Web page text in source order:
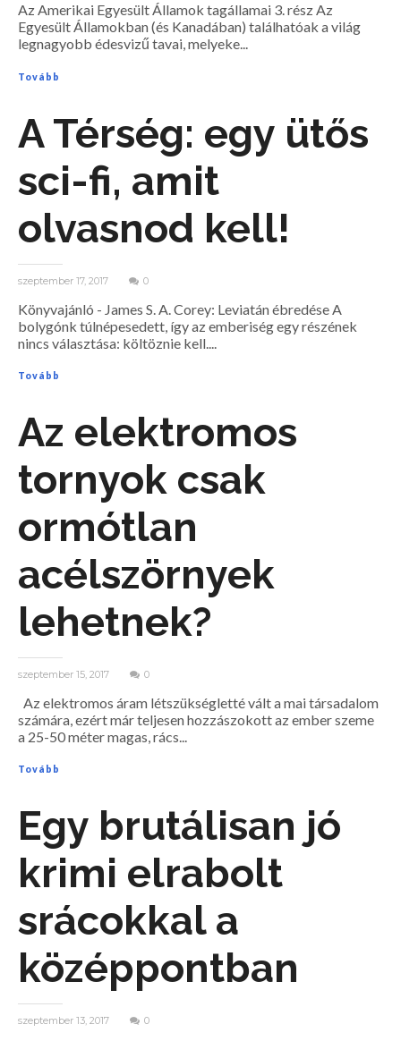
Az Amerikai Egyesült Államok tagállamai 3. rész Az
Egyesült Államokban (és Kanadában) találhatóak a világ
legnagyobb édesvizű tavai, melyeke...
Tovább
A Térség: egy ütős
sci-fi, amit
olvasnod kell!
szeptember 17, 2017 0
Könyvajánló - James S. A. Corey: Leviatán ébredése A
bolygónk túlnépesedett, így az emberiség egy részének
nincs választása: költöznie kell....
Tovább
Az elektromos
tornyok csak
ormótlan
acélszörnyek
lehetnek?
szeptember 15, 2017 0
Az elektromos áram létszükségletté vált a mai társadalom
számára, ezért már teljesen hozzászokott az ember szeme
a 25-50 méter magas, rács...
Tovább
Egy brutálisan jó
krimi elrabolt
srácokkal a
középpontban
szeptember 13, 2017 0